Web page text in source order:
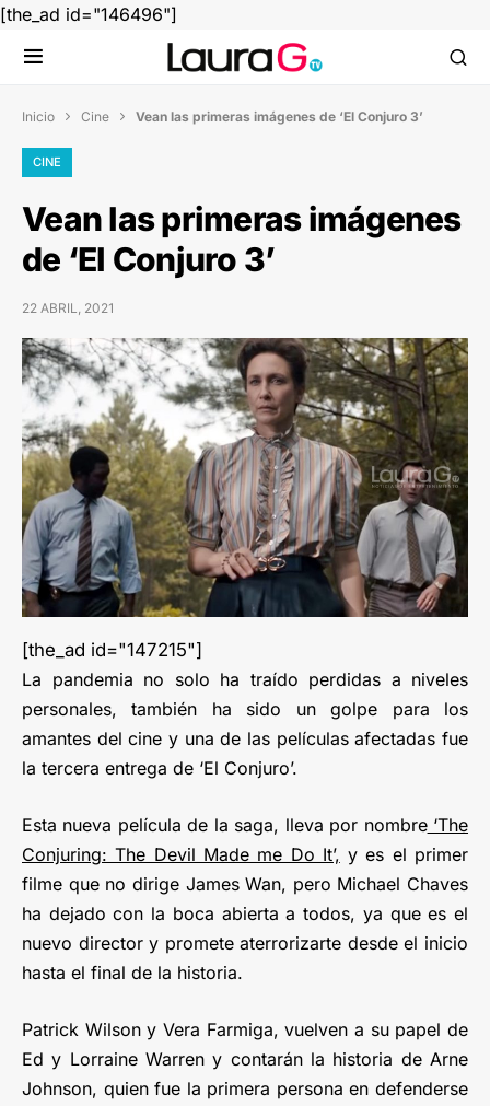
[the_ad id="146496"]
Inicio  Cine  Vean las primeras imágenes de ‘El Conjuro 3’
CINE
Vean las primeras imágenes
de ‘El Conjuro 3’
22 ABRIL, 2021
[the_ad id="147215"]
La pandemia no solo ha traído perdidas a niveles
personales, también ha sido un golpe para los
amantes del cine y una de las películas afectadas fue
la tercera entrega de ‘El Conjuro’.
Esta nueva película de la saga, lleva por nombre‘The
Conjuring: The Devil Made me Do It’, y es el primer
filme que no dirige James Wan, pero Michael Chaves
ha dejado con la boca abierta a todos, ya que es el
nuevo director y promete aterrorizarte desde el inicio
hasta el final de la historia.
Patrick Wilson y Vera Farmiga, vuelven a su papel de
Ed y Lorraine Warren y contarán la historia de Arne
Johnson, quien fue la primera persona en defenderse